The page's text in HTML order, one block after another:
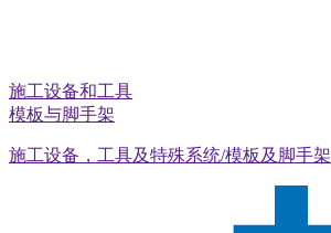
施工设备和工具
模板与脚手架
施工设备，工具及特殊系统/模板及脚手架